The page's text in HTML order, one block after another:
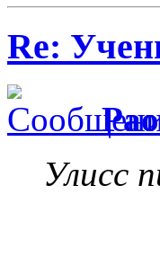
Re:
Улисс